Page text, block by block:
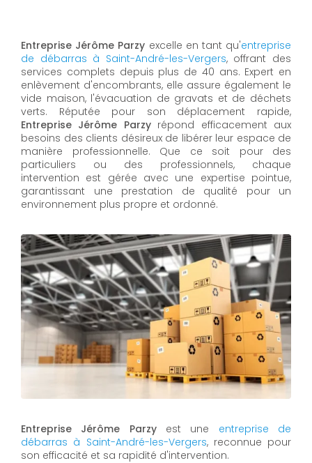
Entreprise Jérôme Parzy excelle en tant qu'entreprise
de débarras à Saint-André-les-Vergers, offrant des
services complets depuis plus de 40 ans. Expert en
enlèvement d'encombrants, elle assure également le
vide maison, l'évacuation de gravats et de déchets
verts. Réputée pour son déplacement rapide,
Entreprise Jérôme Parzyrépond efficacement aux
besoins des clients désireux de libérer leur espace de
manière professionnelle. Que ce soit pour des
particuliers ou des professionnels, chaque
intervention est gérée avec une expertise pointue,
garantissant une prestation de qualité pour un
environnement plus propre et ordonné.
Entreprise Jérôme Parzyest une entreprise de
débarras à Saint-André-les-Vergers, reconnue pour
son efficacité et sa rapidité d'intervention.